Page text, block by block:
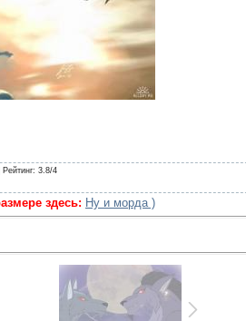
Рейтинг: 3.8/4
здесь: Ну и морда )